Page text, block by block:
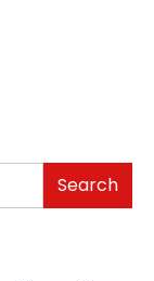
Search